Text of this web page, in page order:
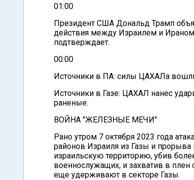
01:00
Президент США Дональд Трамп
действия между Израилем и
подтверждает.
00:00
Источники в ПА: силы ЦАХАЛа
Источники в Газе: ЦАХАЛ нанес
раненые.
ВОЙНА "ЖЕЛЕЗНЫЕ МЕЧИ"
Рано утром 7 октября 2023 года
районов Израиля из Газы и
израильскую территорию, убив
военнослужащих, и захватив в плен
еще удерживают в секторе Газы.